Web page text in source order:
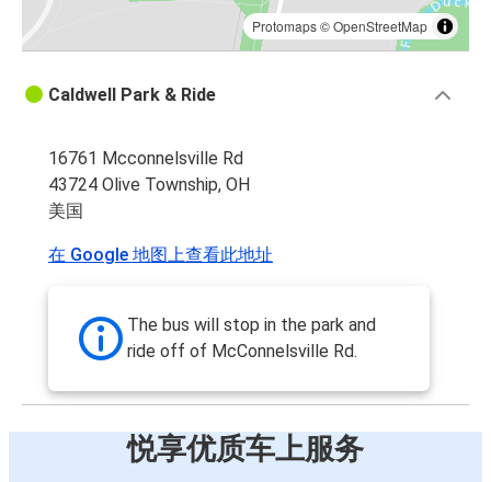
Protomaps©OpenStreetMap
Caldwell Park & Ride
16761 Mcconnelsville Rd
43724 Olive Township, OH
美国
在 Google 地图上查看此地址
The bus will stop in the park and
ride off of McConnelsville Rd.
悦享优质车上服务